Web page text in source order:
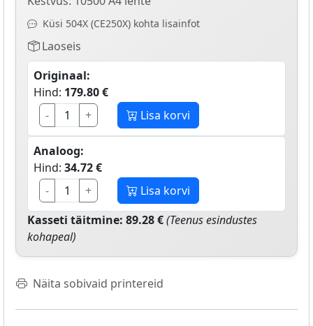
Küsi 504X (CE250X) kohta lisainfot
Laoseis
Originaal:
Hind: 179.80 €
-
+ Lisa korvi
Analoog:
Hind: 34.72 €
-
+
Lisa korvi
Kasseti täitmine: 89.28 €(Teenus esindustes
kohapeal)
Näita sobivaid printereid